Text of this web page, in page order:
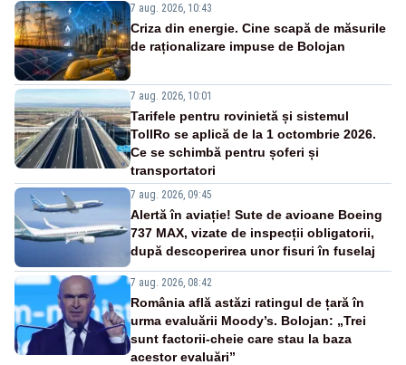
7 aug. 2026, 10:43
Criza din energie. Cine scapă de măsurile
de raționalizare impuse de Bolojan
7 aug. 2026, 10:01
Tarifele pentru rovinietă și sistemul
TollRo se aplică de la 1 octombrie 2026.
Ce se schimbă pentru șoferi și
transportatori
7 aug. 2026, 09:45
Alertă în aviație! Sute de avioane Boeing
737 MAX, vizate de inspecții obligatorii,
după descoperirea unor fisuri în fuselaj
7 aug. 2026, 08:42
România află astăzi ratingul de țară în
urma evaluării Moody’s. Bolojan: „Trei
sunt factorii-cheie care stau la baza
acestor evaluări”